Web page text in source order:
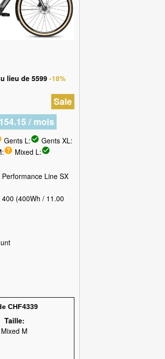
lieu de 5599-18%
Sale
/ mois
Gents L:check_circle Gents XL:
help Mixed L:check_circle
Line SX
(400Wh / 11.00
CHF4339
Taille:
Mixed M